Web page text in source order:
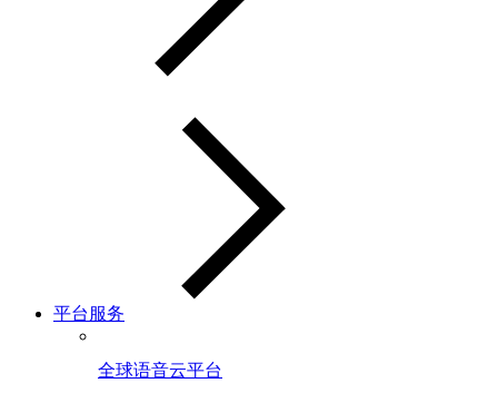
平台服务
全球语音云平台